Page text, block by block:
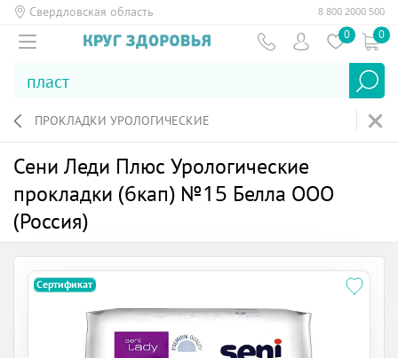
Свердловская область 8 800 2000 500
0 0
ПРОКЛАДКИ УРОЛОГИЧЕСКИЕ
Сени Леди Плюс Урологические
прокладки (6кап) №15 Белла ООО
(Россия)
Сертификат